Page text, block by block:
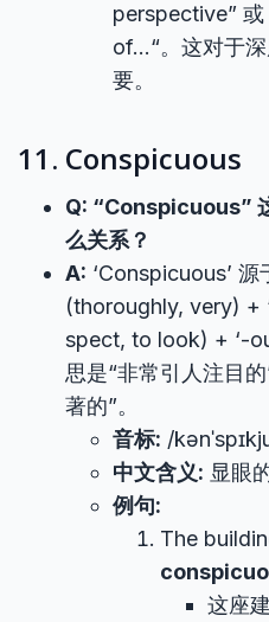
perspective”
of…“。这对于
要。
11. Conspicuous
Q: “Conspicuous”
么关系？
A: ‘Conspicuous’ 源
(thoroughly, very) +
spect, to look) + ‘-
思是“非常引人注目
著的”。
音标: /
中文含义: 显眼
例句:
The
这座